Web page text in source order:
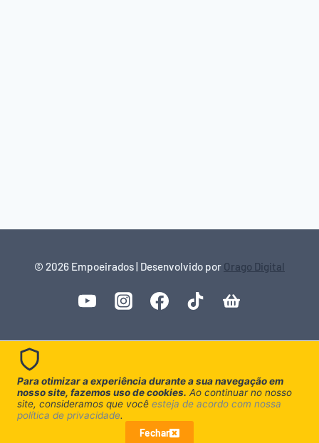
© 2026 Empoeirados | Desenvolvido por Orago Digital
Para otimizar a experiência durante a sua navegação em
nosso site, fazemos uso de cookies. Ao continuar no nosso
site, consideramos que você esteja de acordo com nossa
política de privacidade.
Fechar